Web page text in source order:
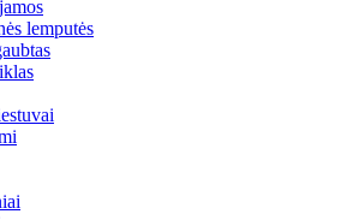
lemputės